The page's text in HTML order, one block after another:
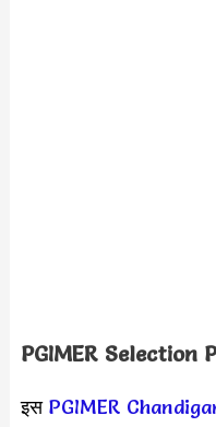
PGIMER Selection
इस PGIMER